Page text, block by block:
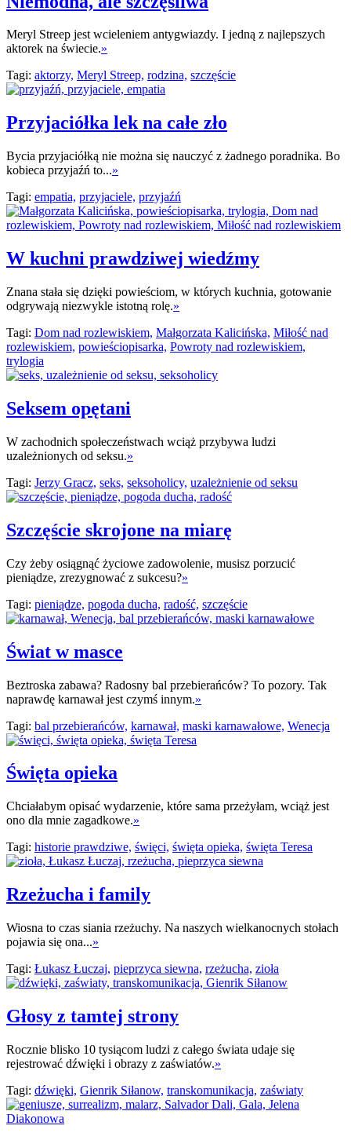
Meryl Streep jest wcieleniem antygwiazdy. I jedną z najlepszych
aktorek na świecie.»
Tagi: aktorzy, Meryl Streep, rodzina, szczęście
Przyjaciółka lek na całe zło
Bycia przyjaciółką nie można się nauczyć z żadnego poradnika. Bo
kobieca przyjaźń to...»
Tagi: empatia, przyjaciele, przyjaźń
W kuchni prawdziwej wiedźmy
Znana stała się dzięki powieściom, w których kuchnia, gotowanie
odgrywają niezwykle istotną rolę.»
Tagi: Dom nad rozlewiskiem, Małgorzata Kalicińska, Miłość nad
rozlewiskiem, powieściopisarka, Powroty nad rozlewiskiem,
trylogia
Seksem opętani
W zachodnich społeczeństwach wciąż przybywa ludzi
uzależnionych od seksu.»
Tagi: Jerzy Gracz, seks, seksoholicy, uzależnienie od seksu
Szczęście skrojone na miarę
Czy żeby osiągnąć życiowe zadowolenie, musisz porzucić
pieniądze, zrezygnować z sukcesu?»
Tagi: pieniądze, pogoda ducha, radość, szczęście
Świat w masce
Beztroska zabawa? Radosny bal przebierańców? To pozory. Tak
naprawdę karnawał jest czymś innym.»
Tagi: bal przebierańców, karnawał, maski karnawałowe, Wenecja
Święta opieka
Chciałabym opisać wydarzenie, które sama przeżyłam, wciąż jest
ono dla mnie zagadkowe.»
Tagi: historie prawdziwe, święci, święta opieka, święta Teresa
Rzeżucha i family
Wiosna to czas siania rzeżuchy. Na naszych wielkanocnych stołach
pojawia się ona...»
Tagi: Łukasz Łuczaj, pieprzyca siewna, rzeżucha, zioła
Głosy z tamtej strony
Rocznie blisko 10 tysiącom ludzi z całego świata udaje się
rejestrować dźwięki i obrazy z zaświatów.»
Tagi: dźwięki, Gienrik Siłanow, transkomunikacja, zaświaty